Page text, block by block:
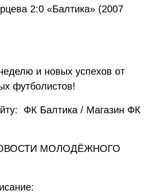
2:0 «Балтика» (2007
и новых успехов от
футболистов!
ФК Балтика / Магазин ФК
МОЛОДЁЖНОГО